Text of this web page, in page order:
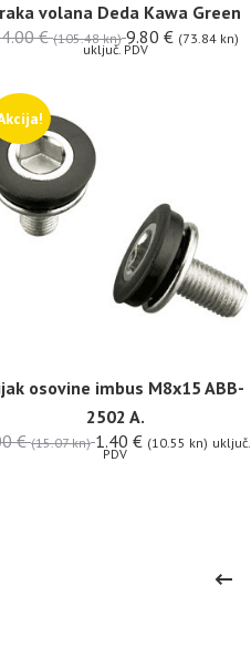
volana Deda Kawa Green
€ (105.48 kn) 9.80 € (73.84 kn)
uključ. PDV
osovine imbus M8x15 ABB-
2502 A.
€ (15.07 kn) 1.40 € (10.55 kn) uključ.
PDV